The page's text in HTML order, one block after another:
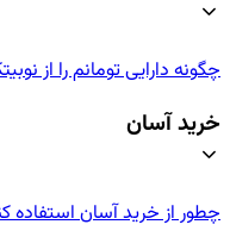
چگونه دارایی تومانم را از
خرید آسان
چطور از خرید آسان استفاده